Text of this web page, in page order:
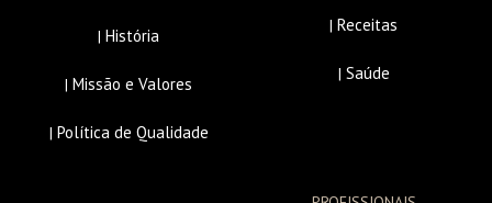
| História
| Missão e Valores
| Política de Qualidade
| Receitas
| Saúde